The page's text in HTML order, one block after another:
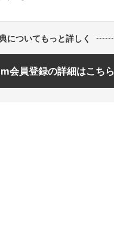
についてもっと詳しく
会員登録の詳細はこちら